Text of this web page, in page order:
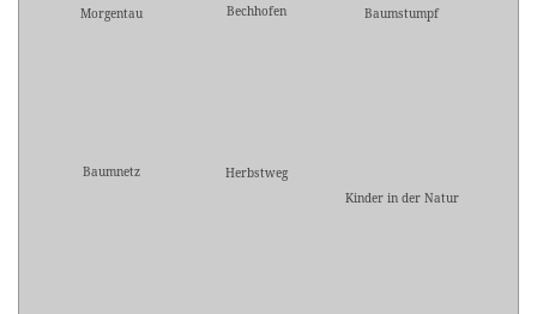
Morgentau
Bechhofen
Baumstumpf
Baumnetz
Herbstweg
Kinder in der Natur